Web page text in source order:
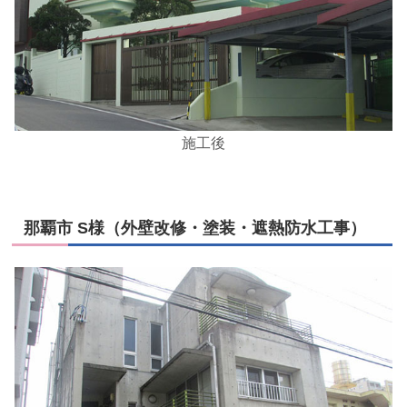
施工後
那覇市 S様（外壁改修・塗装・遮熱防水工事）